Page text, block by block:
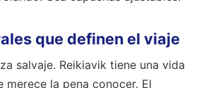
que definen el viaje
salvaje. Reikiavik tiene una vida
la pena conocer. El